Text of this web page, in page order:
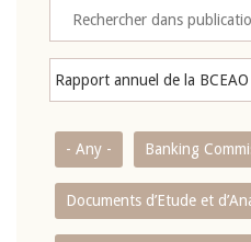
- Any - Banking
Documents d’Etude et